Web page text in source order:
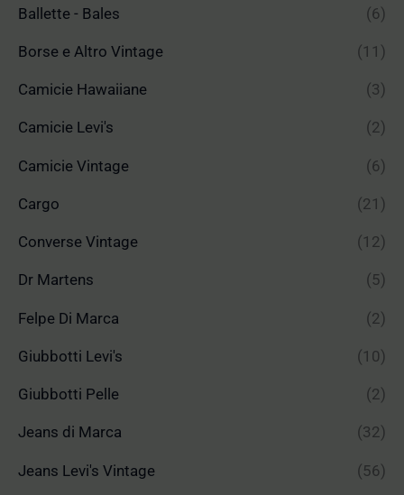
Ballette - Bales (6)
Borse e Altro Vintage (11)
Camicie Hawaiiane (3)
Camicie Levi's (2)
Camicie Vintage (6)
Cargo (21)
Converse Vintage (12)
Dr Martens (5)
Felpe Di Marca (2)
Giubbotti Levi's (10)
Giubbotti Pelle (2)
Jeans di Marca (32)
Jeans Levi's Vintage (56)